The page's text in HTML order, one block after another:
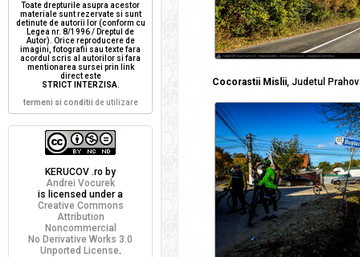
Cocorastii Mislii, Judetul
Toate drepturile asupra acestor
materiale sunt rezervate si sunt
detinute de autorii lor (conform cu
Legea nr. 8/1996 / Dreptul de
Autor). Orice reproducere de
imagini, fotografii sau texte fara
acordul scris al autorilor si fara
mentionarea sursei prin link
direct este
STRICT INTERZISA.
termeni si conditii de utilizare
KERUCOV .ro by
Andrei Vocurek
is licensed under a
Creative Commons
Attribution
Noncommercial
No Derivative Works 3.0
Unported License.